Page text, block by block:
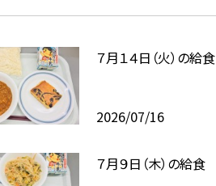
７月１４日（火）の給食
2026/07/16
７月９日（木）の給食